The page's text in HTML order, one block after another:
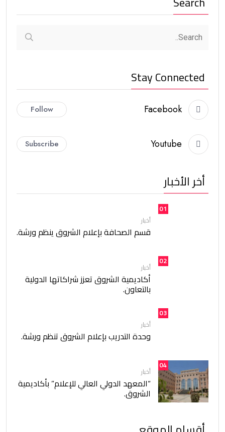
Stay Connected
Facebook
Follow
Youtube
Subscribe
أخر الأخبار
01
أخبار
قسم الصحافة بإعلام الشروق ينظم ورشة.
02
أخبار
أكاديمية الشروق تعزز شراكاتها الدولية
بالتعاون.
03
أخبار
وحدة التدريب بإعلام الشروق تنظم ورشة.
04
أخبار
“المعهد الدولي العالي للإعلام” بأكاديمية
الشروق.